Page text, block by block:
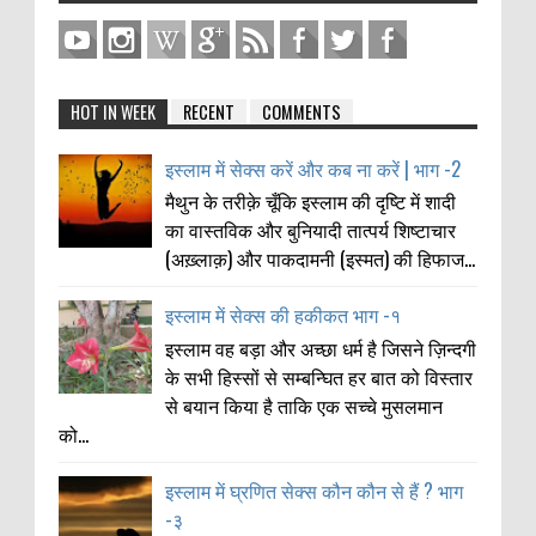
HOT IN WEEK RECENT COMMENTS
इस्लाम में सेक्स करें और कब ना करें | भाग -2
मैथुन के तरीक़े चूँकि इस्लाम की दृष्टि में शादी
का वास्तविक और बुनियादी तात्पर्य शिष्टाचार
(अख़्लाक़) और पाकदामनी (इस्मत) की हिफाज...
इस्लाम में सेक्स की हकीकत भाग -१
इस्लाम वह बड़ा और अच्छा धर्म है जिसने ज़िन्दगी
के सभी हिस्सों से सम्बन्घित हर बात को विस्तार
से बयान किया है ताकि एक सच्चे मुसलमान
को...
इस्लाम में घ्रणित सेक्स कौन कौन से हैं ? भाग
-३